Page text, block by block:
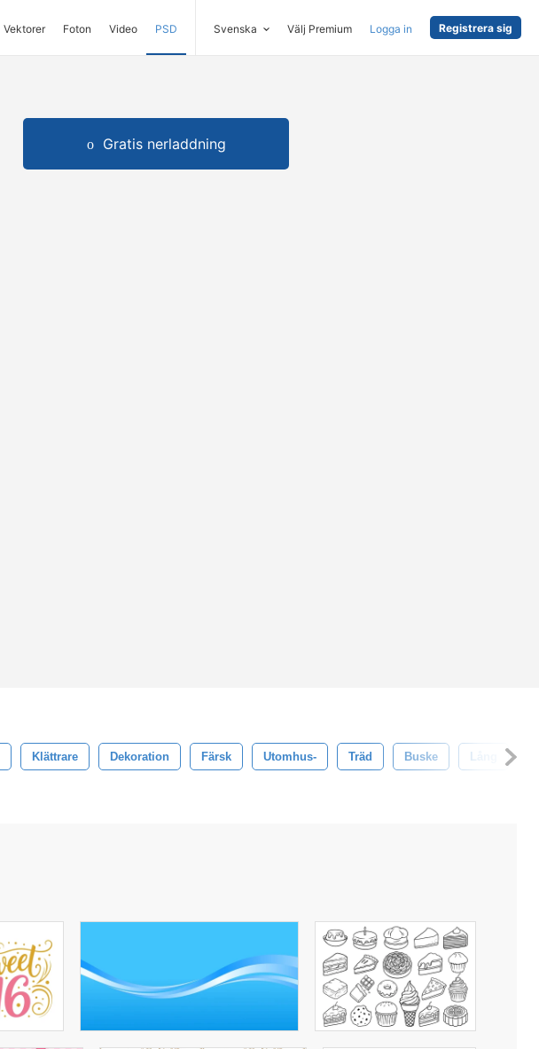
Vektorer Foton Video PSD Svenska Välj Premium Logga in Registrera sig
Gratis nerladdning
Klättrare Dekoration Färsk Utomhus- Träd Buske Lång